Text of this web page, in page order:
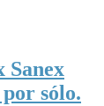
Sanex
sólo.